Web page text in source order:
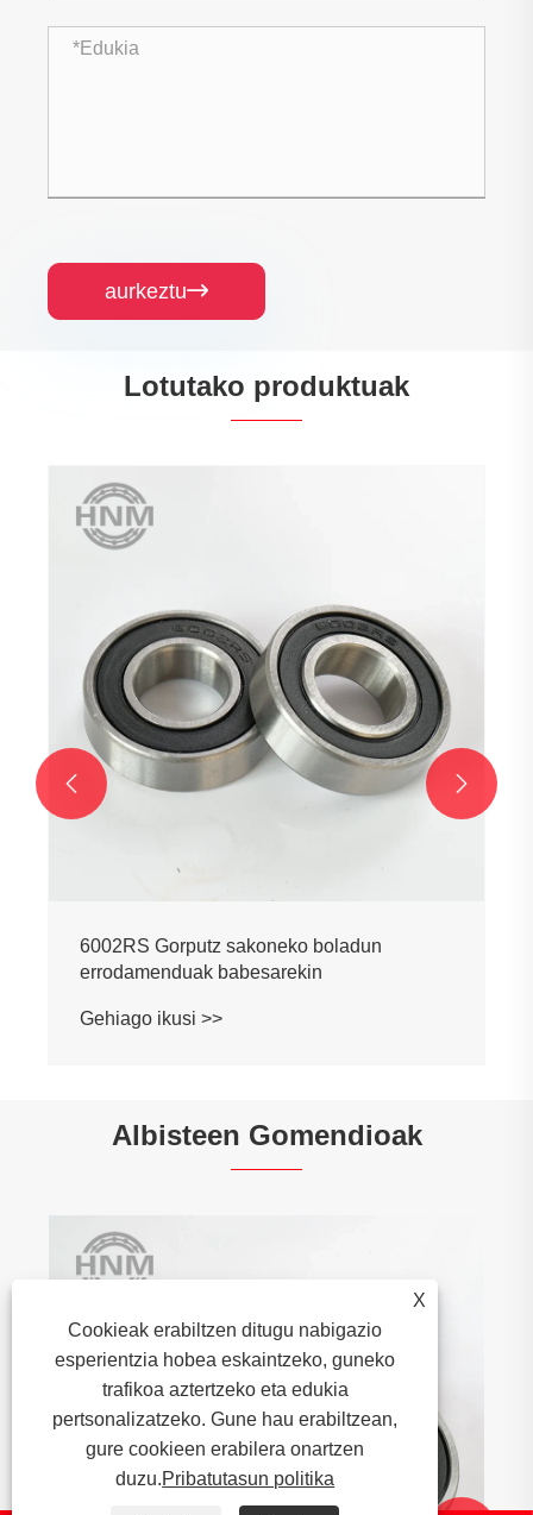
aurkeztu
Lotutako produktuak
6002RS Gorputz sakoneko boladun
errodamenduak babesarekin
Gehiago ikusi >>
 
Albisteen Gomendioak
X
Cookieak erabiltzen ditugu nabigazio
esperientzia hobea eskaintzeko, guneko
trafikoa aztertzeko eta edukia
pertsonalizatzeko. Gune hau erabiltzean,
gure cookieen erabilera onartzen
duzu.Pribatutasun politika